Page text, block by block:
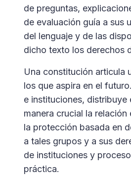
de preguntas,
de evaluación guía a sus
del lenguaje y de las
dicho texto los derechos
Una constitución articula
los que aspira en el
e instituciones,
manera crucial la
la protección basada en
a tales grupos y a sus
de instituciones y
práctica.